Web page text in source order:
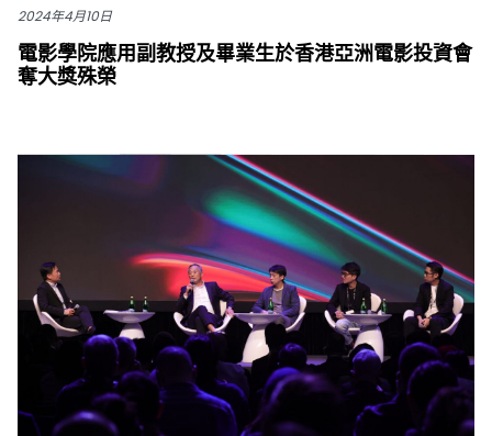
2024年4月10日
電影學院應用副教授及畢業生於香港亞洲電影投資會
奪大獎殊榮